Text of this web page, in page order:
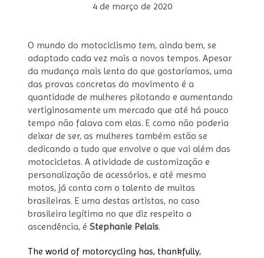
4 de março de 2020
O mundo do motociclismo tem, ainda bem, se
adaptado cada vez mais a novos tempos. Apesar
da mudança mais lenta do que gostaríamos, uma
das provas concretas do movimento é a
quantidade de mulheres pilotando e aumentando
vertiginosamente um mercado que até há pouco
tempo não falava com elas. E como não poderia
deixar de ser, as mulheres também estão se
dedicando a tudo que envolve o que vai além das
motocicletas. A atividade de customização e
personalização de acessórios, e até mesmo
motos, já conta com o talento de muitas
brasileiras. E uma destas artistas, no caso
brasileira legítima no que diz respeito a
ascendência, é Stephanie Pelais.
The world of motorcycling has, thankfully,